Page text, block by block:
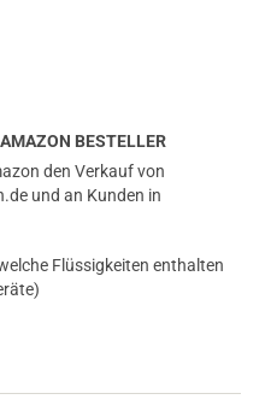
BESTELLER
den Verkauf von
und an Kunden in
Flüssigkeiten enthalten